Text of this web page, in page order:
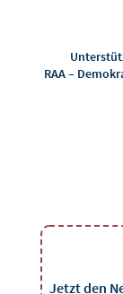
RAA –
Jetzt den